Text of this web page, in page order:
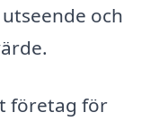
och
företag för